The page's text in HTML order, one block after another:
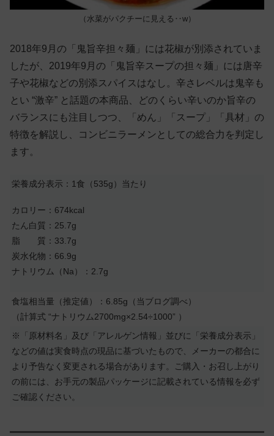
（水菜がパクチーに見える‥w）
2018年9月の「鬼旨辛担々麺」には花椒が別添されていま
したが、2019年9月の「鬼旨辛スープの担々麺」には唐辛
子や花椒などの別添スパイスはなし。辛さレベルは鬼辛も
とい “激辛” と話題の本商品、どのくらい辛いのか旨辛の
バランスにも注目しつつ、「めん」「スープ」「具材」の
特徴を解説し、コンビニラーメンとしての総合力を判定し
ます。
栄養成分表示：1食（535g）当たり
カロリー：674kcal
たん白質：25.7g
脂 質：33.7g
炭水化物：66.9g
ナトリウム（Na）：2.7g
食塩相当量（推定値）：6.85g（当ブログ調べ）
（計算式 “ナトリウム2700mg×2.54÷1000” ）
※「原材料名」及び「アレルゲン情報」並びに「栄養成分表示」
などの値は実食時点の現品に基づいたもので、メーカーの都合に
より予告なく変更される場合があります。ご購入・お召し上がり
の前には、お手元の製品パッケージに記載されている情報を必ず
ご確認ください。